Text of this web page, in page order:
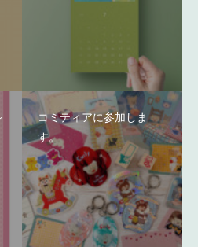
コミティアに参加しま
す。